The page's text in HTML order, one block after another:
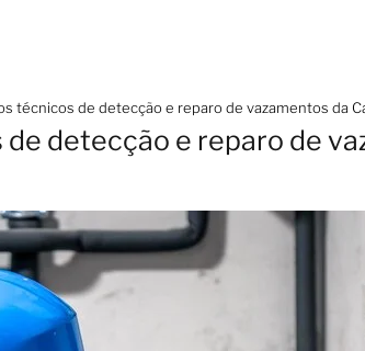
técnicos de detecção e reparo de vazamentos da
detecção e reparo de